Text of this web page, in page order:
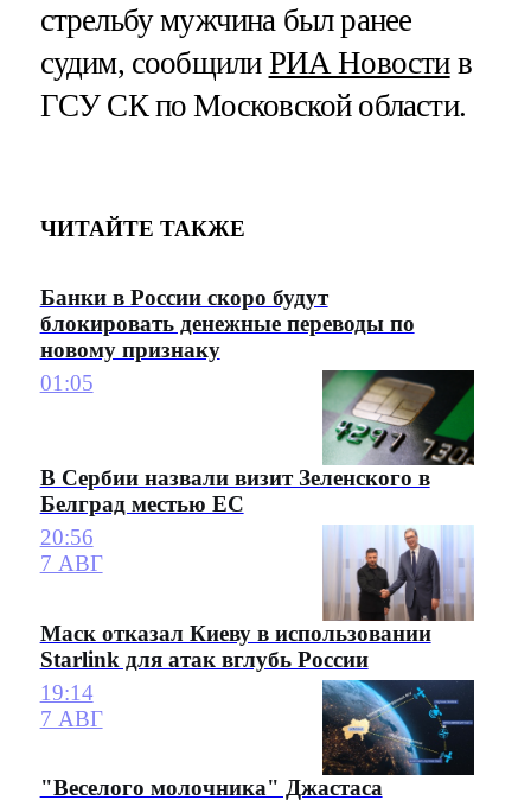
стрельбу мужчина был ранее
судим, сообщили РИА Новостив
ГСУ СК по Московской области.
ЧИТАЙТЕ ТАКЖЕ
Банки в России скоро будут
блокировать денежные переводы по
новому признаку
01:05
В Сербии назвали визит Зеленского в
Белград местью ЕС
20:56
7 АВГ
Маск отказал Киеву в использовании
Starlink для атак вглубь России
19:14
7 АВГ
"Веселого молочника" Джастаса